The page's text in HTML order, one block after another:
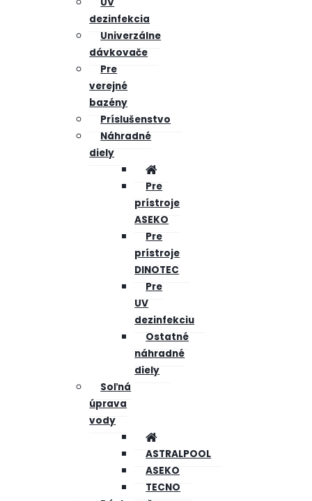
dezinfekcia
Univerzálne
dávkovače
Pre
verejné
bazény
Príslušenstvo
Náhradné
diely
Pre
prístroje
ASEKO
Pre
prístroje
DINOTEC
Pre
UV
dezinfekciu
Ostatné
náhradné
diely
Soľná
úprava
vody
ASTRALPOOL
ASEKO
TECNO